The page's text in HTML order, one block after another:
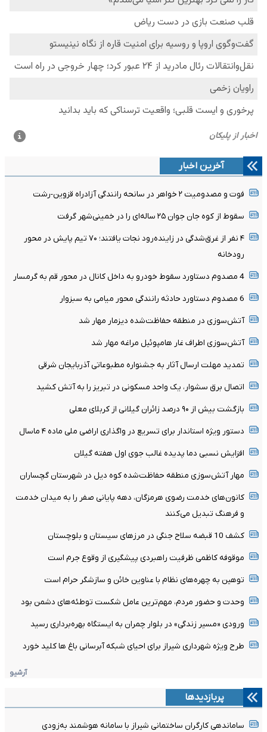
آخرین اخبار
فوت و مصدومیت ۲ خواهر در سانحه رانندگی آزادراه قزوین-رشت
سقوط از کوه جان جوان ۲۵ ساله‌ای را در خمینی‌شهر گرفت
۴ نفر از غرق‌شدگی در زاینده‌رود نجات یافتند؛ ۷۰ تیم پایش در محور
رودخانه
4 مصدوم دستاورد سقوط خودرو به داخل کانال در محور قم به گرمسار
6 مصدوم دستاورد حادثه رانندگی محور میامی به سبزوار
آتش‌سوزی در منطقه حفاظت‌شده دیزمار مهار شد
آتش‌سوزی اطراف غار هامپوئیل مراغه مهار شد
تمدید مهلت ارسال آثار به جشنواره مطبوعاتی آذربایجان شرقی
اتصال برق سشوار، یک واحد مسکونی در تبریز را به آتش کشید
بازگشت بیش از ۹۰ درصد زائران گیلانی از کربلای معلی
دستور ویژه استاندار برای تسریع در واگذاری اراضی ملی ماده ۴ ماسال
افزایش نسبی دما پدیده غالب جوی اول هفته گیلان
مهار آتش‌سوزی منطقه حفاظت‌شده کوه دیل در شهرستان گچساران
کانون‌های خدمت رضوی هرمزگان، دهه پایانی صفر را به میدان خدمت
و فرهنگ تبدیل می‌کنند
کشف 10 قبضه سلاح جنگی در مرزهای سیستان و بلوچستان
موقوفه کاظمی ظرفیت راهبردی پیشگیری از وقوع جرم است
توهین به چهره‌های نظام با عناوین خائن و سازشگر حرام است
وحدت و حضور مردم، مهم‌ترین عامل شکست توطئه‌های دشمن بود
ورودی «مسیر زندگی» در بلوار چمران به ایستگاه بهره‌برداری رسید
طرح ویژه شهرداری شیراز برای احیای شبکه آبرسانی باغ ها کلید خورد
آرشیو
پربازدیدها
ساماندهی کارگران ساختمانی شیراز با سامانه هوشمند به‌زودی